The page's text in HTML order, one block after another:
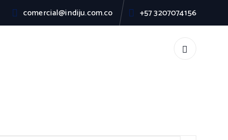
comercial@indiju.com.co +57 3207074156